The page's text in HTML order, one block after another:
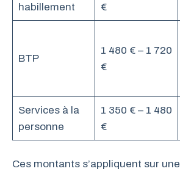
habillement
€
BTP
1 480 € – 1 720
€
Services à la
personne
1 350 € – 1 480
€
Ces montants s’appliquent sur